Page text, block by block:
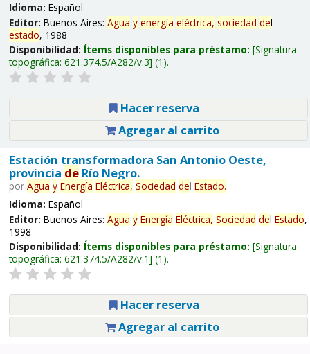
Idioma: Español
Editor: Buenos Aires: Agua y energía eléctrica, sociedad del
estado, 1988
Disponibilidad: Ítems disponibles para préstamo: Signatura
topográfica: 621.374.5/A282/v.3 (1).
Hacer reserva
Agregar al carrito
Estación transformadora San Antonio Oeste,
provincia deRío Negro.
por Agua y Energía Eléctrica, Sociedad del Estado.
Idioma: Español
Editor: Buenos Aires: Agua y Energía Eléctrica, Sociedad del Estado,
1998
Disponibilidad: Ítems disponibles para préstamo: Signatura
topográfica: 621.374.5/A282/v.1 (1).
Hacer reserva
Agregar al carrito